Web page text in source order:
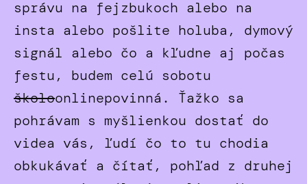
správu na fejzbukoch alebo na
insta alebo pošlite holuba, dymový
signál alebo čo a kľudne aj počas
festu, budem celú sobotu
školoonlinepovinná. Ťažko sa
pohrávam s myšlienkou dostať do
videa vás, ľudí čo to tu chodia
obkukávať a čítať, pohľad z druhej